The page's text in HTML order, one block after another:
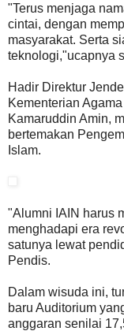
"Terus menjaga
cintai, dengan
masyarakat. Serta
teknologi,"ucapnya
Hadir Direktur
Kementerian
Kamaruddin Amin,
bertemakan
Islam.
"Alumni IAIN harus
menghadapi era
satunya lewat
Pendis.
Dalam wisuda ini,
baru Auditorium
anggaran senilai